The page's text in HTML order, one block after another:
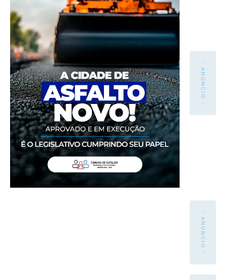
- ANÚNCIO -
- ANÚNCIO -